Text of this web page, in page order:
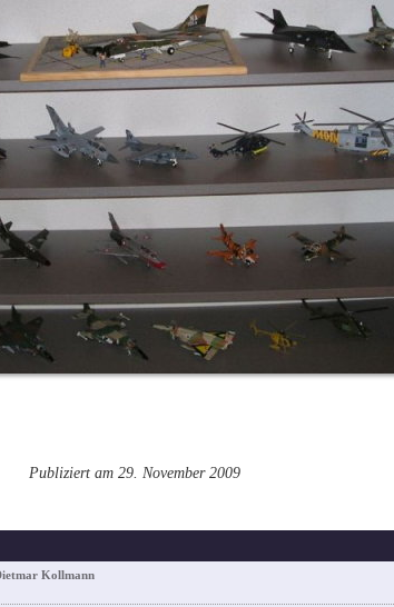
Publiziert am 29. November 2009
Kollmann